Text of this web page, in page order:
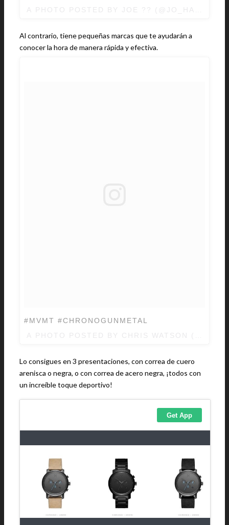
Al contrario, tiene pequeñas marcas que te ayudarán a
conocer la hora de manera rápida y efectiva.
#MVMT #CHRONOGUNMETAL
Lo consigues en 3 presentaciones, con correa de cuero
arenisca o negra, o con correa de acero negra, ¡todos con
un increíble toque deportivo!